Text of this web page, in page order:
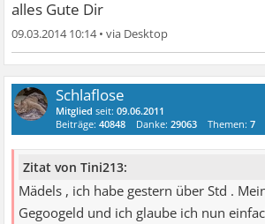
alles Gute Dir
09.03.2014 10:14•
Schlaflose
Mitglied seit:09.06.2011
Beiträge:40848 Danke:29063 Themen:7
Zitat von Tini213:
Mädels , ich habe gestern über Std .
Gegoogeld und ich glaube ich nun